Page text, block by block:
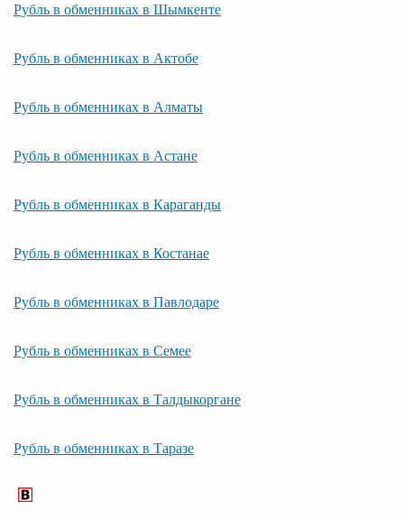
Рубль в обменниках в Шымкенте
Рубль в обменниках в Актобе
Рубль в обменниках в Алматы
Рубль в обменниках в Астане
Рубль в обменниках в Караганды
Рубль в обменниках в Костанае
Рубль в обменниках в Павлодаре
Рубль в обменниках в Семее
Рубль в обменниках в Талдыкоргане
Рубль в обменниках в Таразе